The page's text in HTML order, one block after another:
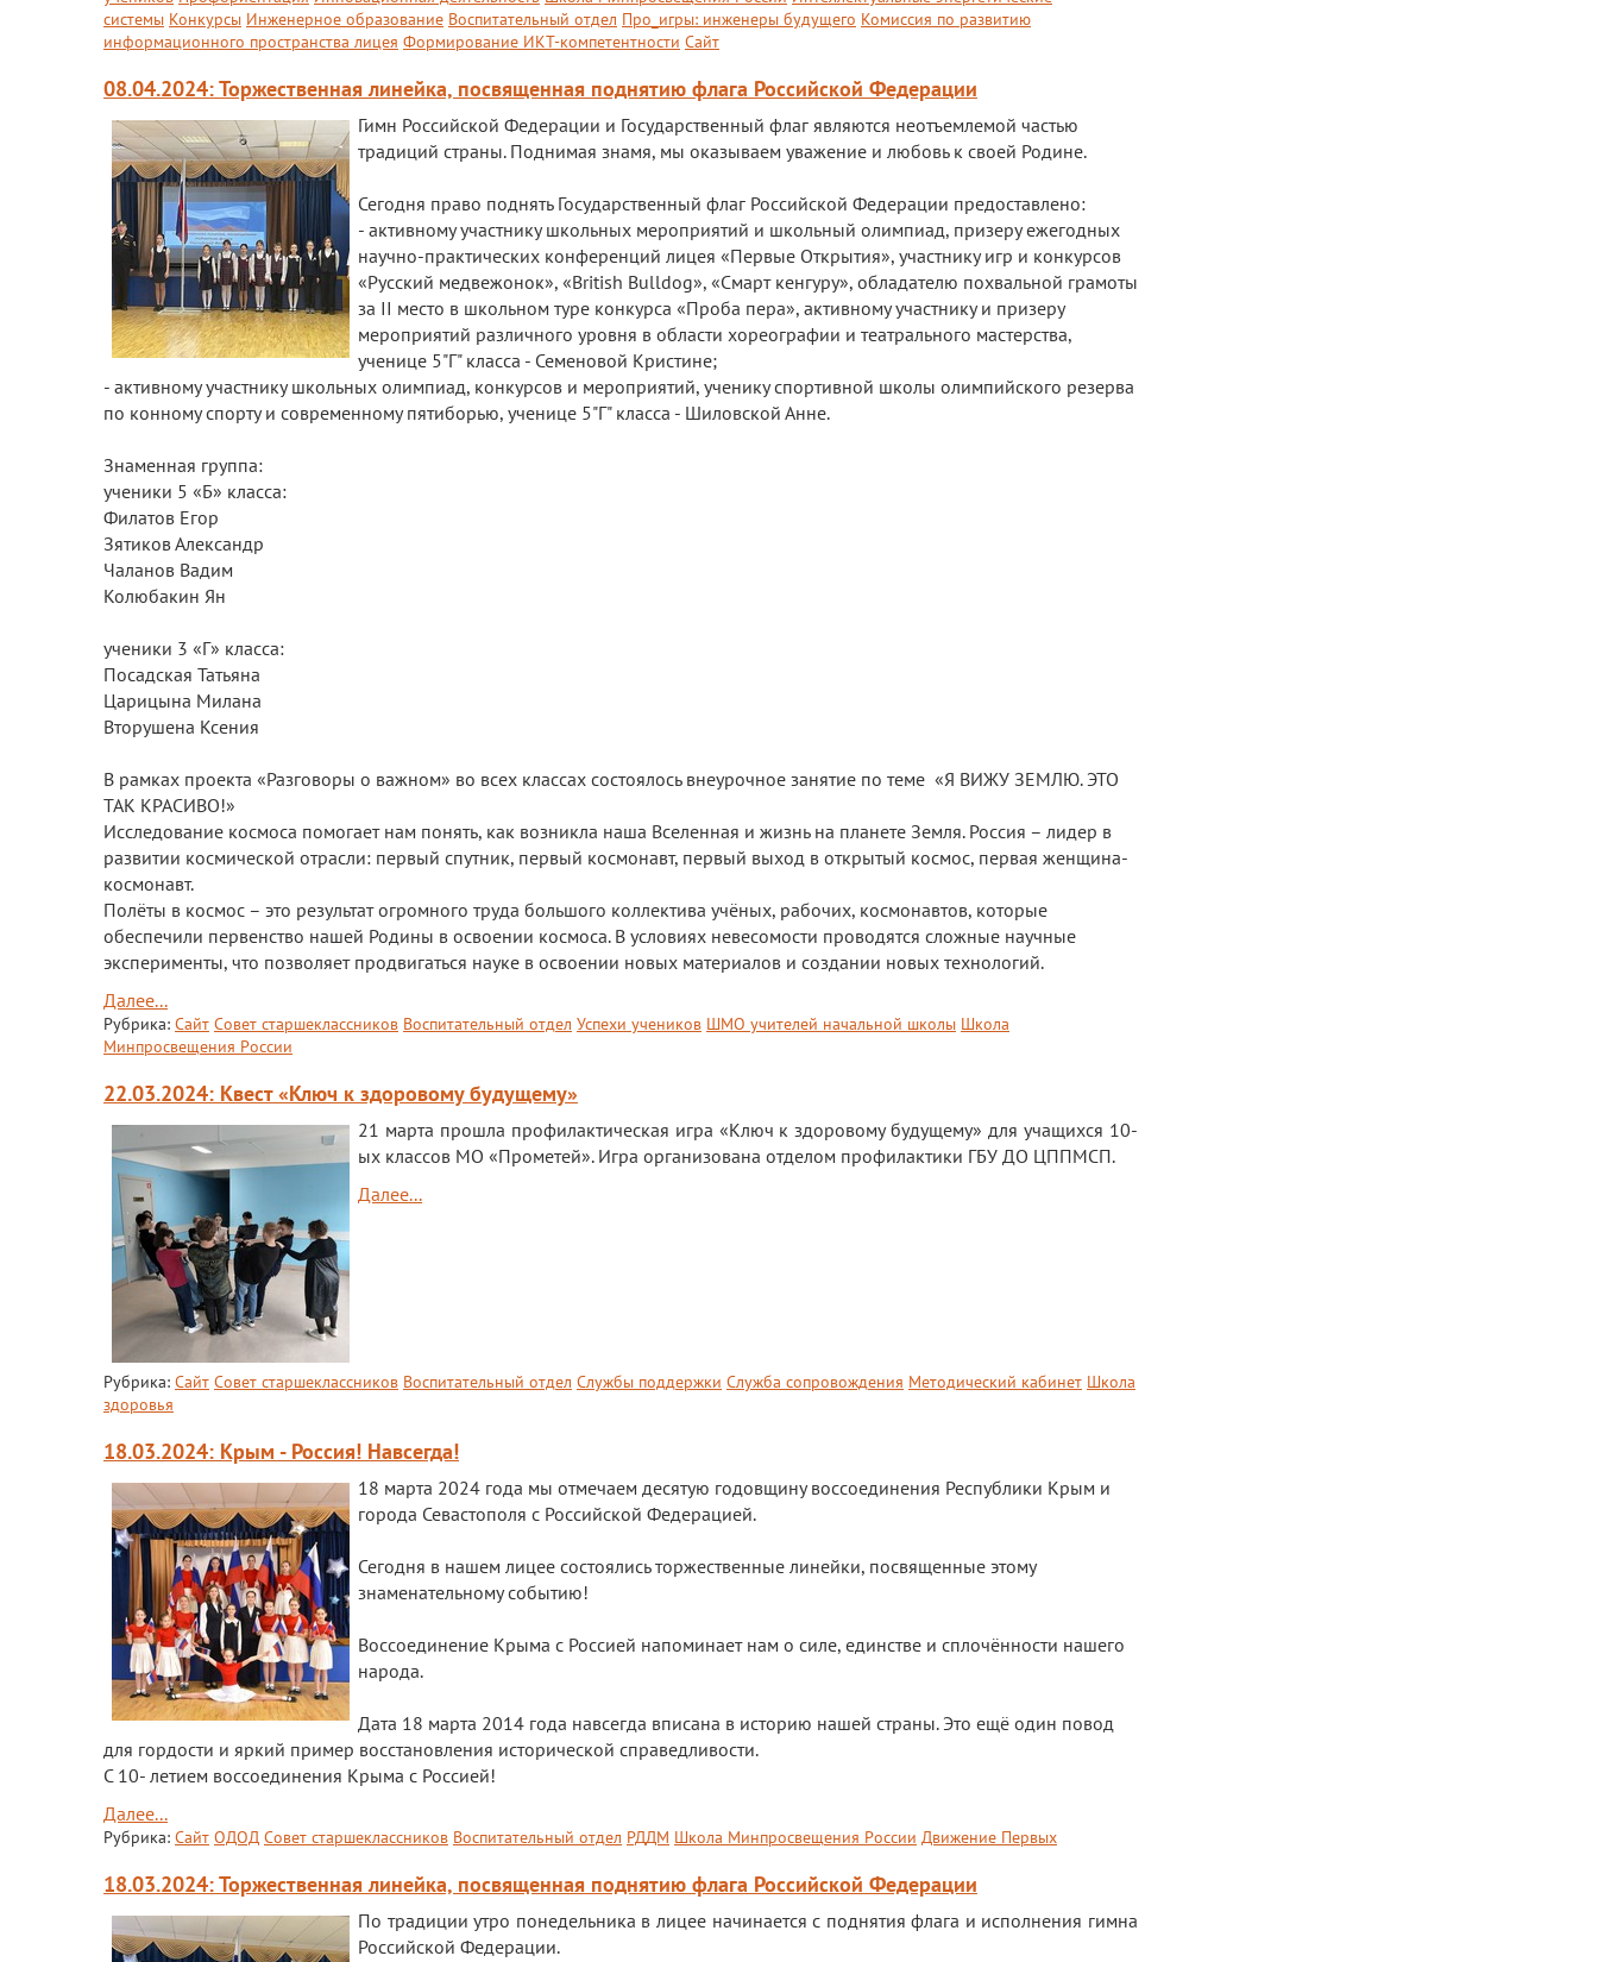
системы Конкурсы Инженерное образование Воспитательный отдел Про_игры: инженеры будущего Комиссия по развитию
информационного пространства лицея Формирование ИКТ-компетентности Сайт
08.04.2024: Торжественная линейка, посвященная поднятию флага Российской Федерации
Гимн Российской Федерации и Государственный флаг являются неотъемлемой частью
традиций страны. Поднимая знамя, мы оказываем уважение и любовь к своей Родине.
Сегодня право поднять Государственный флаг Российской Федерации предоставлено:
- активному участнику школьных мероприятий и школьный олимпиад, призеру ежегодных
научно-практических конференций лицея «Первые Открытия», участнику игр и конкурсов
«Русский медвежонок», «British Bulldog», «Смарт кенгуру», обладателю похвальной грамоты
за II место в школьном туре конкурса «Проба пера», активному участнику и призеру
мероприятий различного уровня в области хореографии и театрального мастерства,
ученице 5"Г" класса - Семеновой Кристине;
- активному участнику школьных олимпиад, конкурсов и мероприятий, ученику спортивной школы олимпийского резерва
по конному спорту и современному пятиборью, ученице 5"Г" класса - Шиловской Анне.
Знаменная группа:
ученики 5 «Б» класса:
Филатов Егор
Зятиков Александр
Чаланов Вадим
Колюбакин Ян
ученики 3 «Г» класса:
Посадская Татьяна
Царицына Милана
Вторушена Ксения
В рамках проекта «Разговоры о важном» во всех классах состоялось внеурочное занятие по теме «Я ВИЖУ ЗЕМЛЮ. ЭТО
ТАК КРАСИВО!»
Исследование космоса помогает нам понять, как возникла наша Вселенная и жизнь на планете Земля. Россия – лидер в
развитии космической отрасли: первый спутник, первый космонавт, первый выход в открытый космос, первая женщина-
космонавт.
Полёты в космос – это результат огромного труда большого коллектива учёных, рабочих, космонавтов, которые
обеспечили первенство нашей Родины в освоении космоса. В условиях невесомости проводятся сложные научные
эксперименты, что позволяет продвигаться науке в освоении новых материалов и создании новых технологий.
Далее...
Рубрика: Сайт Совет старшеклассников Воспитательный отдел Успехи учеников ШМО учителей начальной школы Школа
Минпросвещения России
22.03.2024: Квест «Ключ к здоровому будущему»
21 марта прошла профилактическая игра «Ключ к здоровому будущему» для учащихся 10-
ых классов МО «Прометей». Игра организована отделом профилактики ГБУ ДО ЦППМСП.
Далее...
Рубрика: Сайт Совет старшеклассников Воспитательный отдел Службы поддержки Служба сопровождения Методический кабинет Школа
здоровья
18.03.2024: Крым - Россия! Навсегда!
18 марта 2024 года мы отмечаем десятую годовщину воссоединения Республики Крым и
города Севастополя с Российской Федерацией.
Сегодня в нашем лицее состоялись торжественные линейки, посвященные этому
знаменательному событию!
Воссоединение Крыма с Россией напоминает нам о силе, единстве и сплочённости нашего
народа.
Дата 18 марта 2014 года навсегда вписана в историю нашей страны. Это ещё один повод
для гордости и яркий пример восстановления исторической справедливости.
С 10- летием воссоединения Крыма с Россией!
Далее...
Рубрика: Сайт ОДОД Совет старшеклассников Воспитательный отдел РДДМ Школа Минпросвещения России Движение Первых
18.03.2024: Торжественная линейка, посвященная поднятию флага Российской Федерации
По традиции утро понедельника в лицее начинается с поднятия флага и исполнения гимна
Российской Федерации.